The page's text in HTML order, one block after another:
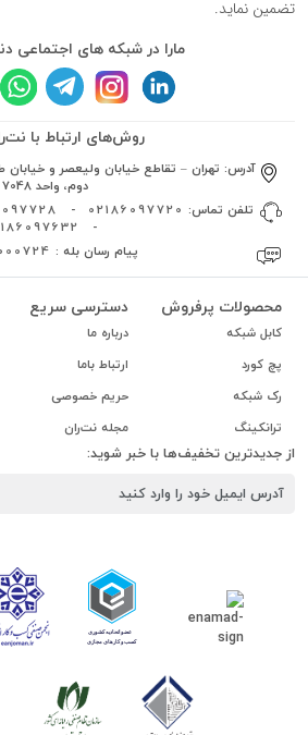
تضمین نماید.
مارا در شبکه های اجتماعی
روش‌های ارتباط با
آدرس: تهران – تقاطع خیابان ولیعصر و خیابان
دوم، واحد 7048
تلفن تماس: 02186097720
-
-
پیام رسان بله :
محصولات پرفروش
کابل شبکه
پچ کورد
رک شبکه
ترانکینگ
دسترسی سریع
درباره ما
ارتباط باما
حریم خصوصی
مجله نت‌ران
از جدیدترین تخفیف‌ها با خبر شوید: